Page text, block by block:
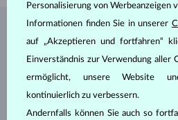
SCHMUCK AUS DEM
Personalisierung von
Informationen finden Sie in unserer
auf „Akzeptieren und fortfahren“
Einverständnis zur Verwendung aller
ermöglicht, unsere Website
kontinuierlich zu verbessern.
Andernfalls können Sie auch so